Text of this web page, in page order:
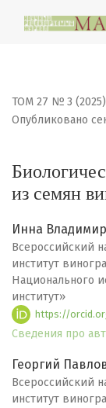
ТОМ 27 № 3 (2025)
из семян
Опубликовано
Инна
Всероссийский
институт
Национального
институт»
https://
Сведения про
Георгий
Всероссийский
институт